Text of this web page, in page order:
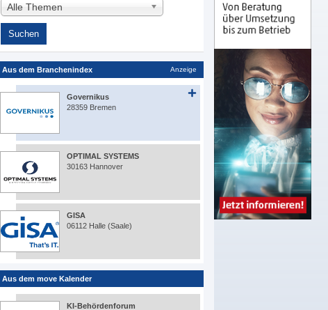
Alle Themen
Aus dem Branchenindex Anzeige
Governikus
28359 Bremen
OPTIMAL SYSTEMS
30163 Hannover
GISA
06112 Halle (Saale)
Aus dem move Kalender
KI-Behördenforum